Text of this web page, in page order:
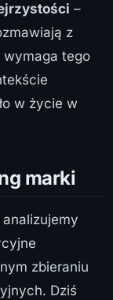
–
z
wymaga tego
w życie w
marki
zbieraniu
Dziś